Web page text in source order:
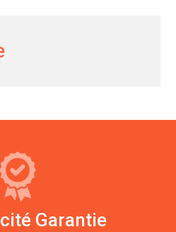
Garantie